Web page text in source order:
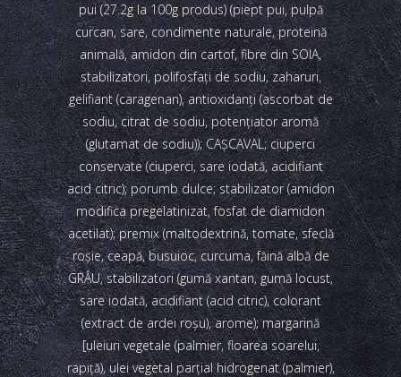
pui (27.2g la 100g produs) (piept pui, pulpă
curcan, sare, condimente naturale, proteină
animală, amidon din cartof, fibre din SOIA,
stabilizatori, polifosfați de sodiu, zaharuri,
gelifiant (caragenan), antioxidanți (ascorbat de
sodiu, citrat de sodiu, potențiator aromă
(glutamat de sodiu)); CAȘCAVAL; ciuperci
conservate (ciuperci, sare iodată, acidifiant
acid citric); porumb dulce; stabilizator (amidon
modifica pregelatinizat, fosfat de diamidon
acetilat); premix (maltodextrină, tomate, sfeclă
roșie, ceapă, busuioc, curcuma, făină albă de
GRÂU, stabilizatori (gumă xantan, gumă locust,
sare iodată, acidifiant (acid citric), colorant
(extract de ardei roșu), arome); margarină
[uleiuri vegetale (palmier, floarea soarelui,
rapiță), ulei vegetal parțial hidrogenat (palmier),